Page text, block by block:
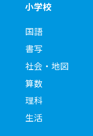
小学校
国語
書写
社会・地図
算数
理科
生活